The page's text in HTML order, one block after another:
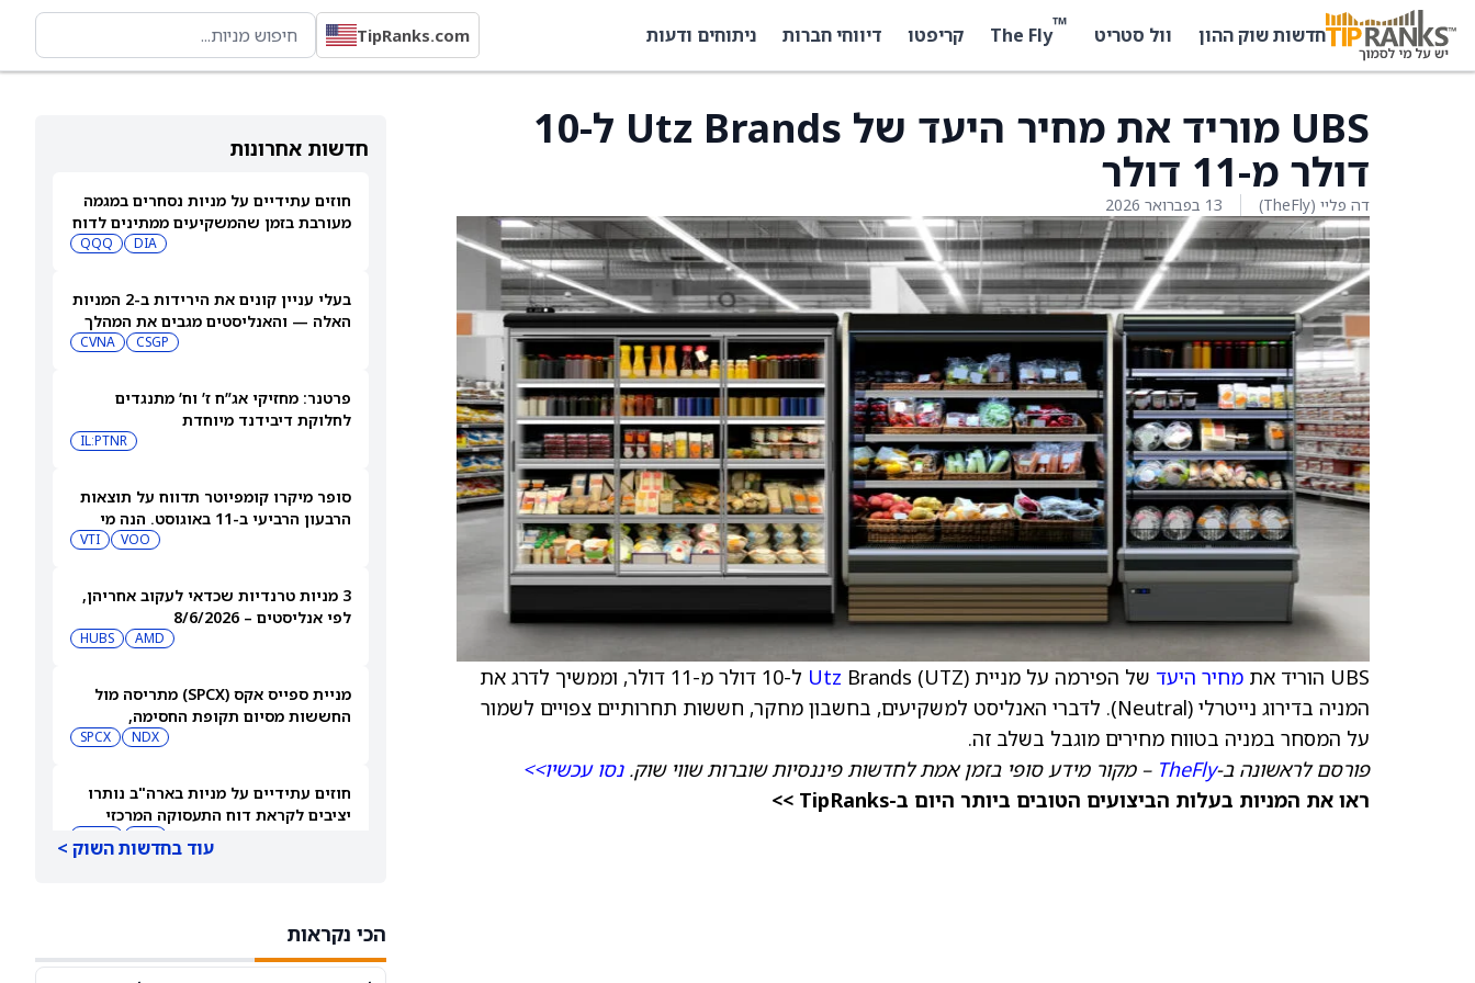
חדשות שוק ההון וול סטריט ™
The Fly קריפטו דיווחי חברות ניתוחים ודעות TipRanks.com
חדשות אחרונות
חוזים עתידיים על מניות נסחרים במגמה
מעורבת בזמן שהמשקיעים ממתינים לדוח
DIA
QQQ
בעלי עניין קונים את הירידות ב-2 המניות
האלה — והאנליסטים מגבים את המהלך
CSGP
CVNA
פרטנר: מחזיקי אג”ח ז’ וח’ מתנגדים
לחלוקת דיבידנד מיוחדת
IL:PTNR
סופר מיקרו קומפיוטר תדווח על תוצאות
הרבעון הרביעי ב-11 באוגוסט. הנה מי
VOO
VTI
3 מניות טרנדיות שכדאי לעקוב אחריהן,
לפי אנליסטים – 8/6/2026
AMD
HUBS
מניית ספייס אקס (SPCX) מתריסה מול
החששות מסיום תקופת החסימה,
NDX
SPCX
חוזים עתידיים על מניות בארה"ב נותרו
יציבים לקראת דוח התעסוקה המרכזי
עוד בחדשות השוק >
הכי נקראות
UBS מוריד את מחיר היעד של Utz Brands ל-10
דולר מ-11 דולר
דה פליי (TheFly) 13 בפברואר 2026
UBS הוריד את מחיר היעד של הפירמה על מניית Utz
Brands (UTZ) ל-10 דולר מ-11 דולר, וממשיך לדרג את
המניה בדירוג נייטרלי (Neutral). לדברי האנליסט למשקיעים, בחשבון מחקר, חששות תחרותיים צפויים לשמור
על המסחר במניה בטווח מחירים מוגבל בשלב זה.
פורסם לראשונה ב-TheFly – מקור מידע סופי בזמן אמת לחדשות פיננסיות שוברות שווי שוק.נסו עכשיו>>
ראו את המניות בעלות הביצועים הטובים ביותר היום ב-TipRanks >>